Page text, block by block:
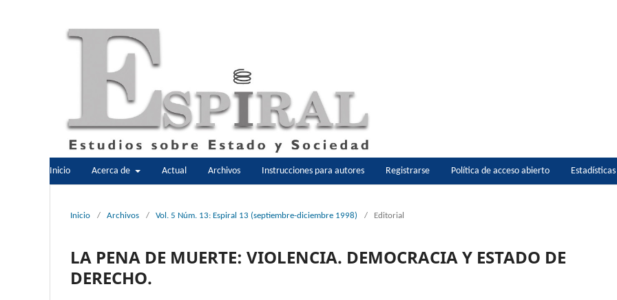
Inicio Acerca de Actual Archivos Instrucciones para autores Registrarse Política de acceso abierto Estadísticas
Inicio / Archivos / Vol. 5 Núm. 13: Espiral 13 (septiembre-diciembre 1998) / Editorial
LA PENA DE MUERTE: VIOLENCIA. DEMOCRACIA Y ESTADO DE
DERECHO.